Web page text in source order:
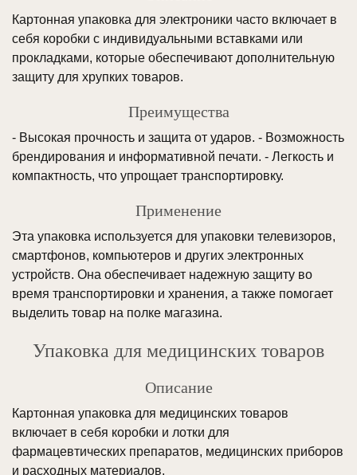
Картонная упаковка для электроники часто включает в
себя коробки с индивидуальными вставками или
прокладками, которые обеспечивают дополнительную
защиту для хрупких товаров.
Преимущества
- Высокая прочность и защита от ударов. - Возможность
брендирования и информативной печати. - Легкость и
компактность, что упрощает транспортировку.
Применение
Эта упаковка используется для упаковки телевизоров,
смартфонов, компьютеров и других электронных
устройств. Она обеспечивает надежную защиту во
время транспортировки и хранения, а также помогает
выделить товар на полке магазина.
Упаковка для медицинских товаров
Описание
Картонная упаковка для медицинских товаров
включает в себя коробки и лотки для
фармацевтических препаратов, медицинских приборов
и расходных материалов.